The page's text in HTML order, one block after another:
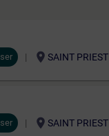
location_on SAINT PRIEST
location_on SAINT PRIEST